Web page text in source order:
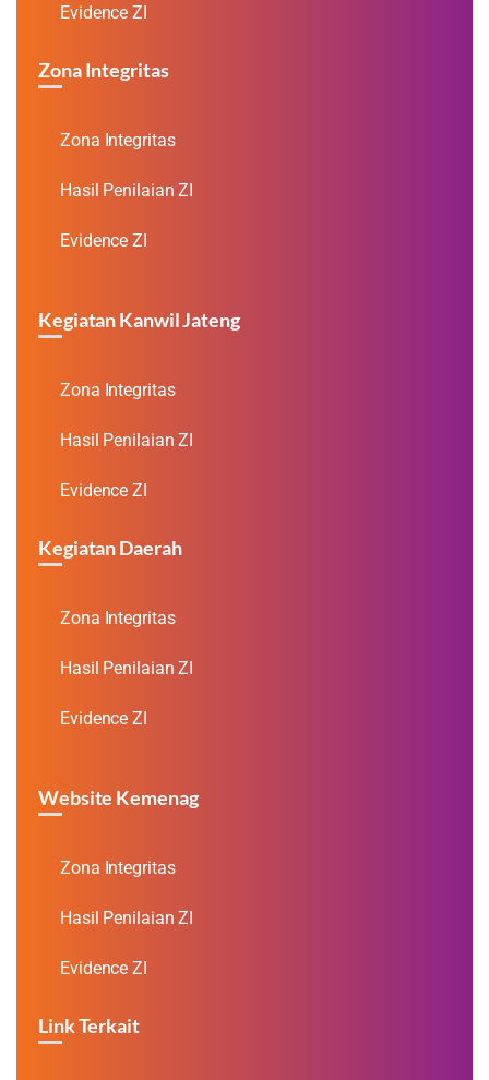
Evidence ZI
Zona Integritas
Zona Integritas
Hasil Penilaian ZI
Evidence ZI
Kegiatan Kanwil Jateng
Zona Integritas
Hasil Penilaian ZI
Evidence ZI
Kegiatan Daerah
Zona Integritas
Hasil Penilaian ZI
Evidence ZI
Website Kemenag
Zona Integritas
Hasil Penilaian ZI
Evidence ZI
Link Terkait